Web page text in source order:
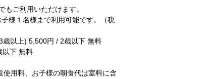
ご利用いただけます。
様１名様まで利用可能です。（税
以上) 5,500円 / 2歳以下 無料
以下 無料
用料、お子様の朝食代は室料に含